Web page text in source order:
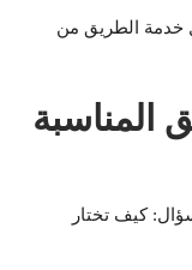
خدمة الطريق من
المناسبة
كيف تختار